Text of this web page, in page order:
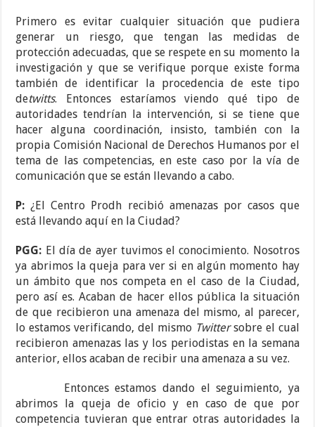
Primero es evitar cualquier situación que pudiera
generar un riesgo, que tengan las medidas de
protección adecuadas, que se respete en su momento la
investigación y que se verifique porque existe forma
también de identificar la procedencia de este tipo
detwitts. Entonces estaríamos viendo qué tipo de
autoridades tendrían la intervención, si se tiene que
hacer alguna coordinación, insisto, también con la
propia Comisión Nacional de Derechos Humanos por el
tema de las competencias, en este caso por la vía de
comunicación que se están llevando a cabo.
P:¿El Centro Prodh recibió amenazas por casos que
está llevando aquí en la Ciudad?
PGG: El día de ayer tuvimos el conocimiento. Nosotros
ya abrimos la queja para ver si en algún momento hay
un ámbito que nos competa en el caso de la Ciudad,
pero así es. Acaban de hacer ellos pública la situación
de que recibieron una amenaza del mismo, al parecer,
lo estamos verificando, del mismo Twittersobre el cual
recibieron amenazas las y los periodistas en la semana
anterior, ellos acaban de recibir una amenaza a su vez.
Entonces estamos dando el seguimiento, ya
abrimos la queja de oficio y en caso de que por
competencia tuvieran que entrar otras autoridades la